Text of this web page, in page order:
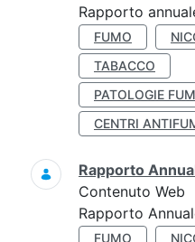
Rapporto
FUMO
TABACCO
PATOLOGIE
CENTRI
Rapporto
Contenuto Web
Rapporto
FUMO